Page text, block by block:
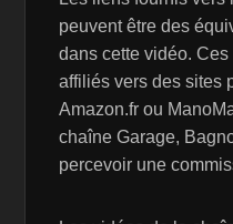
peuvent être des
dans cette vidéo.
affiliés vers des sites
Amazon.fr ou
chaîne Garage,
percevoir une